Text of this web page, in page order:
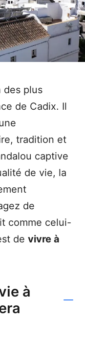
des plus
de Cadix. Il
tradition et
captive
de vie, la
de
comme celui-
de vivre à
à